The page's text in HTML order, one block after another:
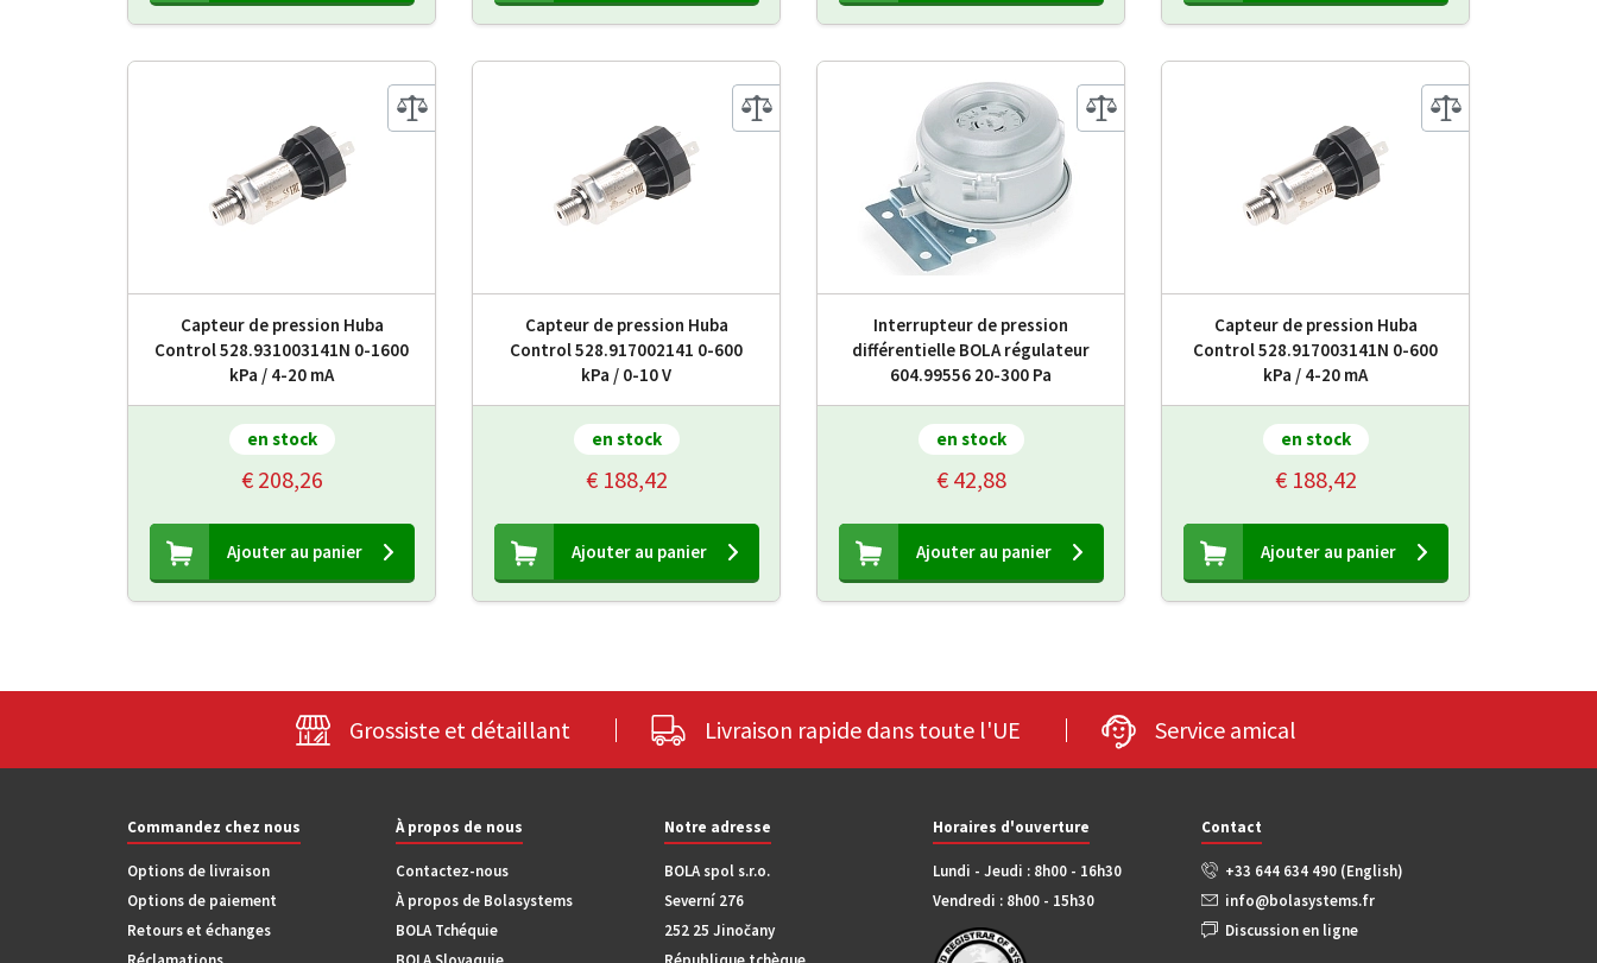
Capteur de pression Huba
Control 528.931003141N 0-1600
kPa / 4-20 mA
en stock
€ 208,26
Ajouter au panier
Capteur de pression Huba
Control 528.917002141 0-600
kPa / 0-10 V
en stock
€ 188,42
Ajouter au panier
Interrupteur de pression
différentielle BOLA régulateur
604.99556 20-300 Pa
en stock
€ 42,88
Ajouter au panier
Capteur de pression Huba
Control 528.917003141N 0-600
kPa / 4-20 mA
en stock
€ 188,42
Ajouter au panier
Grossiste et détaillant Livraison rapide dans toute l'UE Service amical
Commandez chez nous
Options de livraison
Options de paiement
Retours et échanges
À propos de nous
Contactez-nous
À propos de Bolasystems
BOLA Tchéquie
Notre adresse
BOLA spol s.r.o.
Severní 276
252 25 Jinočany
Horaires d'ouverture
Lundi - Jeudi : 8h00 - 16h30
Vendredi : 8h00 - 15h30
Contact
+33 644 634 490 (English)
info@bolasystems.fr
Discussion en ligne